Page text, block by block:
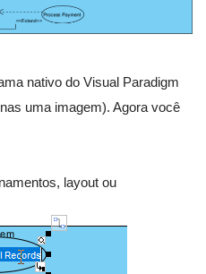
nativo do Visual Paradigm
uma imagem). Agora você
layout ou